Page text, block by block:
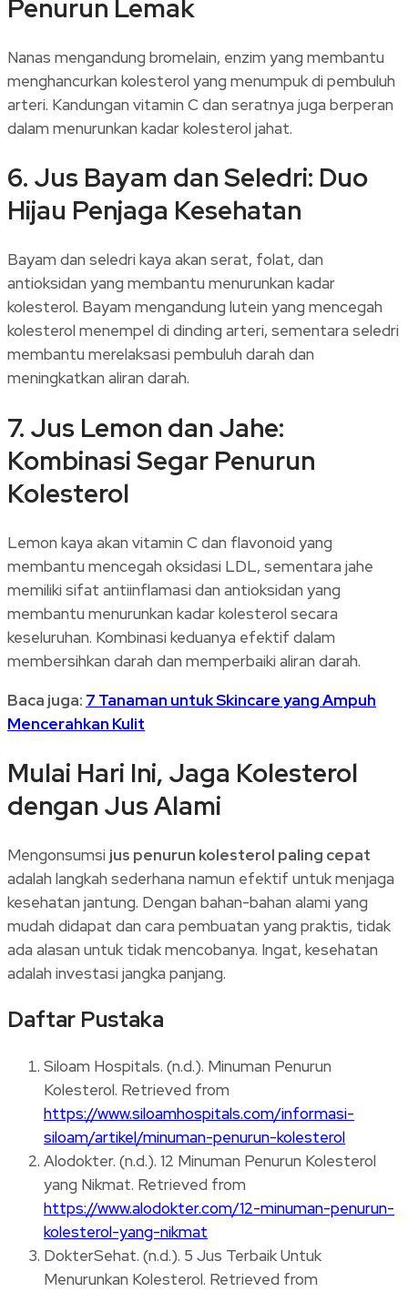
Penurun Lemak
Nanas mengandung bromelain, enzim yang membantu
menghancurkan kolesterol yang menumpuk di pembuluh
arteri. Kandungan vitamin C dan seratnya juga berperan
dalam menurunkan kadar kolesterol jahat.
6. Jus Bayam dan Seledri: Duo
Hijau Penjaga Kesehatan
Bayam dan seledri kaya akan serat, folat, dan
antioksidan yang membantu menurunkan kadar
kolesterol. Bayam mengandung lutein yang mencegah
kolesterol menempel di dinding arteri, sementara seledri
membantu merelaksasi pembuluh darah dan
meningkatkan aliran darah.
7. Jus Lemon dan Jahe:
Kombinasi Segar Penurun
Kolesterol
Lemon kaya akan vitamin C dan flavonoid yang
membantu mencegah oksidasi LDL, sementara jahe
memiliki sifat antiinflamasi dan antioksidan yang
membantu menurunkan kadar kolesterol secara
keseluruhan. Kombinasi keduanya efektif dalam
membersihkan darah dan memperbaiki aliran darah.
Baca juga: 7 Tanaman untuk Skincare yang Ampuh
Mencerahkan Kulit
Mulai Hari Ini, Jaga Kolesterol
dengan Jus Alami
Mengonsumsi jus penurun kolesterol paling cepat
adalah langkah sederhana namun efektif untuk menjaga
kesehatan jantung. Dengan bahan-bahan alami yang
mudah didapat dan cara pembuatan yang praktis, tidak
ada alasan untuk tidak mencobanya. Ingat, kesehatan
adalah investasi jangka panjang.
Daftar Pustaka
Siloam Hospitals. (n.d.). Minuman Penurun
Kolesterol. Retrieved from
https://www.siloamhospitals.com/informasi-
siloam/artikel/minuman-penurun-kolesterol
Alodokter. (n.d.). 12 Minuman Penurun Kolesterol
yang Nikmat. Retrieved from
https://www.alodokter.com/12-minuman-penurun-
kolesterol-yang-nikmat
DokterSehat. (n.d.). 5 Jus Terbaik Untuk
Menurunkan Kolesterol. Retrieved from